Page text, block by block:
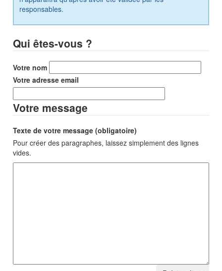
responsables.
Qui êtes-vous ?
Votre nom
Votre adresse email
Votre message
Texte de votre message (obligatoire)
Pour créer des paragraphes, laissez simplement des lignes
vides.